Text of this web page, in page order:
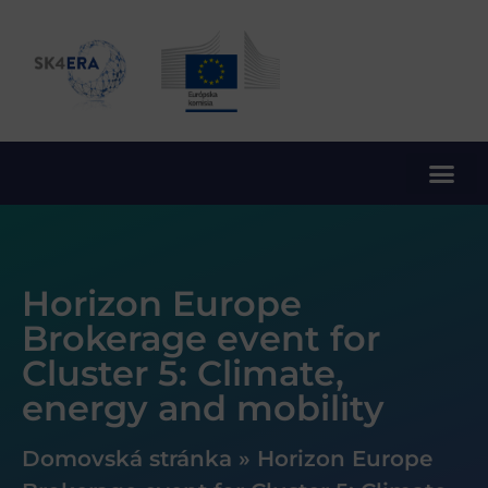
Horizon Europe
Brokerage event for
Cluster 5: Climate,
energy and mobility
Domovská stránka » Horizon Europe